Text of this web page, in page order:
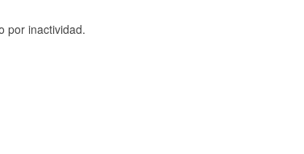
por inactividad.